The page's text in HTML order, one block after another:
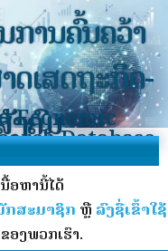
ານຄົ້ນຄວ້າ
ດເສດຖະກິດ-
ງຄົມ
Economic
Database
ອຫານີ້ໄດ້
ສະມາຊິກ ຫຼື ລົງຊື່ເຂົ້າໃຊ້
ອງພວກເຮົາ.